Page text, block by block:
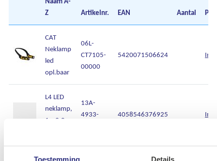
Toestemming Details
Z
Artikelnr. EAN Aantal
CAT
Neklamp
led
opl.baar
06L-
CT7105-
00000
5420071506624
L4 LED
neklamp,
1 x 3,0
13A-
4933-
4058546376925